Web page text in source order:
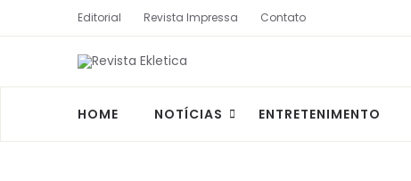
Editorial Revista Impressa Contato
HOME NOTÍCIAS ENTRETENIMENTO